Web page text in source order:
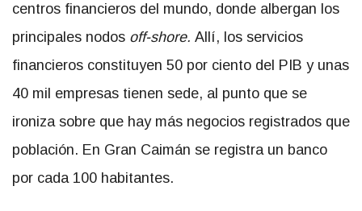
centros financieros del mundo, donde albergan los
principales nodos off-shore. Allí, los servicios
financieros constituyen 50 por ciento del PIB y unas
40 mil empresas tienen sede, al punto que se
ironiza sobre que hay más negocios registrados que
población. En Gran Caimán se registra un banco
por cada 100 habitantes.